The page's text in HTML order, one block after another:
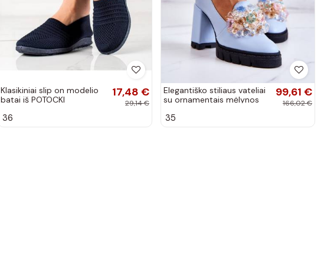
Klasikiniai slip on modelio
batai iš POTOCKI
17,48 €
29,14 €
36
Elegantiško stiliaus vateliai
su ornamentais mėlynos
99,61 €
166,02 €
35